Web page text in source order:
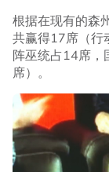
根据在现有的森
共赢得17席（行
阵巫统占14席，
席）。